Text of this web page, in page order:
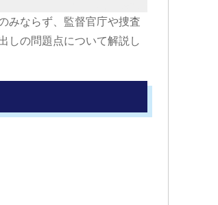
みならず、監督官庁や捜査
しの問題点について解説し